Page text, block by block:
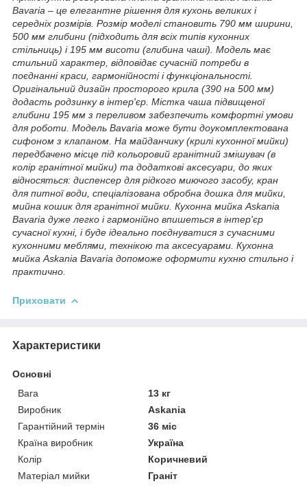
Bavaria – це елегантне рішення для кухонь великих і
середніх розмірів. Розмір моделі становить 790 мм ширини,
500 мм глибини (підходить для всіх типів кухонних
стільниць) і 195 мм висоти (глибина чаші). Модель має
стильний характер, відповідає сучасній потреби в
поєднанні краси, гармонійності і функціональності.
Оригінальний дизайн просторого крила (390 на 500 мм)
додасть родзинку в інтер'єр. Містка чаша підвищеної
глибини 195 мм з переливом забезпечить комфортні умови
для роботи. Модель Bavaria може бути доукомплектована
сифоном з клапаном. На майданчику (крилі кухонної мийки)
передбачено місце під кольоровий гранітний змішувач (в
колір гранітної мийки) та додаткові аксесуари, до яких
відносяться: диспенсер для рідкого миючого засобу, кран
для питної води, спеціалізована обробна дошка для мийки,
мийна кошик для гранітної мийки. Кухонна мийка Askania
Bavaria дуже легко і гармонійно впишеться в інтер'єр
сучасної кухні, і буде ідеально поєднуватися з сучасними
кухонними меблями, технікою та аксесуарами. Кухонна
мийка Askania Bavaria допоможе оформити кухню стильно і
практично.
Приховати
Характеристики
Основні
Вага
13 кг
Виробник
Askania
Гарантійний термін
36 міс
Країна виробник
Україна
Колір
Коричневий
Матеріал мийки
Граніт